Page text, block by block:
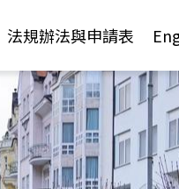
法規辦法與申請表